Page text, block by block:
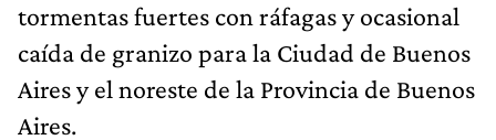
tormentas fuertes con ráfagas y ocasional
caída de granizo para la Ciudad de Buenos
Aires y el noreste de la Provincia de Buenos
Aires.